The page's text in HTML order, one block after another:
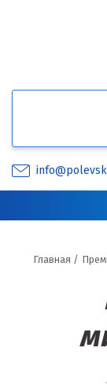
Главная /